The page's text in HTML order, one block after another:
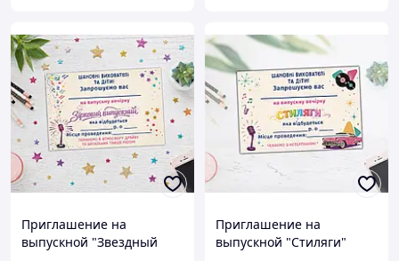
Приглашение на
выпускной "Звездный
Приглашение на
выпускной "Стиляги"